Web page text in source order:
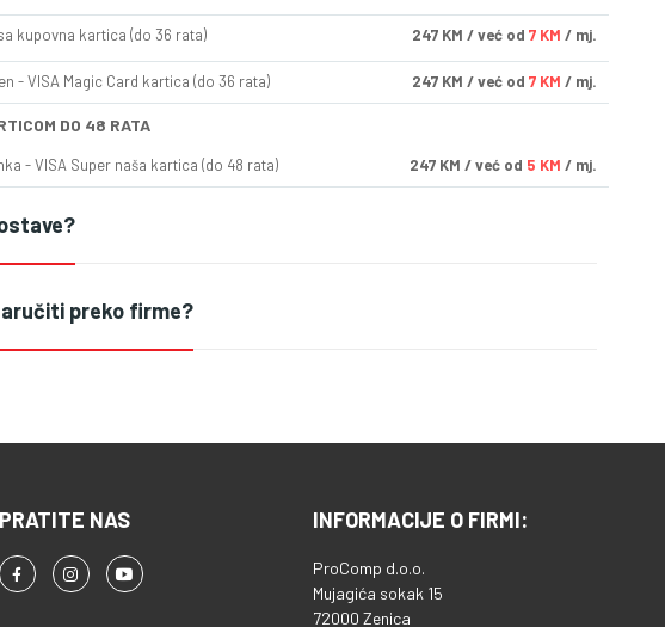
kupovna kartica (do 36 rata) 247 KM / već od 7 KM / mj.
- VISA Magic Card kartica (do 36 rata) 247 KM / već od 7 KM / mj.
DO 48 RATA
- VISA Super naša kartica (do 48 rata) 247 KM / već od 5 KM / mj.
preko firme?
PRATITE NAS INFORMACIJE O FIRMI:
ProComp d.o.o.
Mujagića sokak 15
72000 Zenica